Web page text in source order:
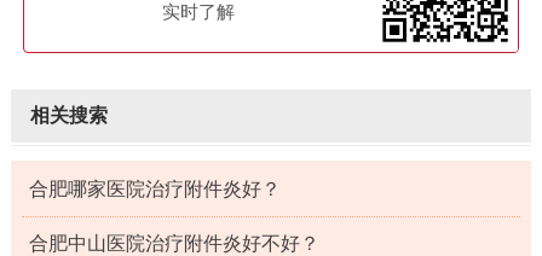
实时了解
相关搜索
合肥哪家医院治疗附件炎好？
合肥中山医院治疗附件炎好不好？